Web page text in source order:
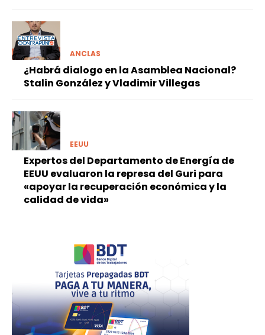
ANCLAS
¿Habrá dialogo en la Asamblea Nacional?
Stalin González y Vladimir Villegas
EEUU
Expertos del Departamento de Energía de
EEUU evaluaron la represa del Guri para
«apoyar la recuperación económica y la
calidad de vida»